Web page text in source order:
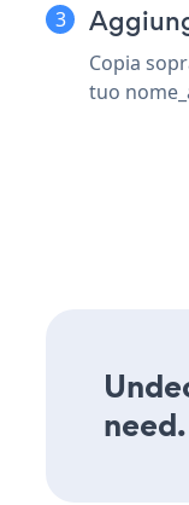
Copia
tuo
need.